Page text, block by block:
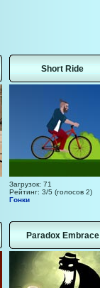
Short Ride
Загрузок: 71
Рейтинг: 3/5 (голосов 2)
Гонки
Paradox Embrace